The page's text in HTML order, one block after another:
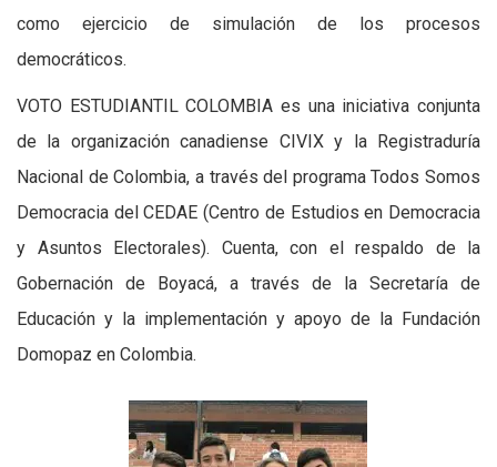
como ejercicio de simulación de los procesos
democráticos.
VOTO ESTUDIANTIL COLOMBIA es una iniciativa conjunta
de la organización canadiense CIVIX y la Registraduría
Nacional de Colombia, a través del programa Todos Somos
Democracia del CEDAE (Centro de Estudios en Democracia
y Asuntos Electorales). Cuenta, con el respaldo de la
Gobernación de Boyacá, a través de la Secretaría de
Educación y la implementación y apoyo de la Fundación
Domopaz en Colombia.